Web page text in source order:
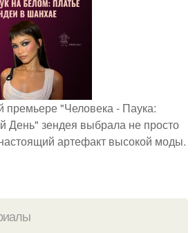
премьере "Человека - Паука:
зендея выбрала не просто
артефакт высокой моды.